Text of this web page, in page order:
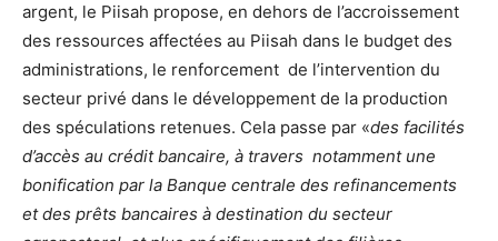
argent, le Piisah propose, en dehors de l’accroissement
des ressources affectées au Piisah dans le budget des
administrations, le renforcement de l’intervention du
secteur privé dans le développement de la production
des spéculations retenues. Cela passe par «des facilités
d’accès au crédit bancaire, à travers notamment une
bonification par la Banque centrale des refinancements
et des prêts bancaires à destination du secteur